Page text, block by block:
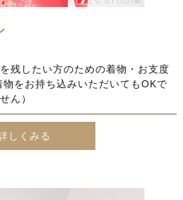
残したい方のための着物・お支度
をお持ち込みいただいてもOKで
ん）
しくみる